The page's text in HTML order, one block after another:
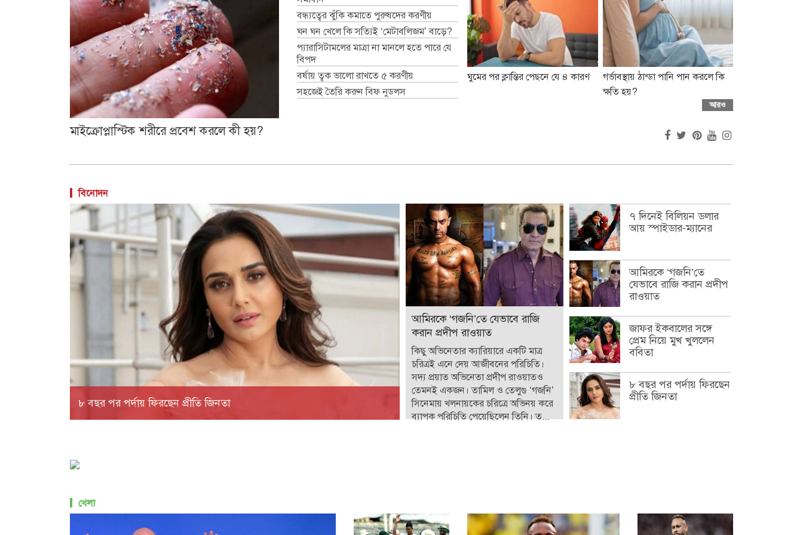
মাইক্রোপ্লাস্টিক শরীরে প্রবেশ করলে কী হয়?
বন্ধ্যত্বের ঝুঁকি কমাতে পুরুষদের করণীয়
ঘন ঘন খেলে কি সত্যিই ‘মেটাবলিজম’ বাড়ে?
প্যারাসিটামলের মাত্রা না মানলে হতে পারে যে
বিপদ
বর্ষায় ত্বক ভালো রাখতে ৫ করণীয়
সহজেই তৈরি করুন বিফ নুডলস
ঘুমের পর ক্লান্তির পেছনে যে ৪ কারণ
গর্ভাবস্থায় ঠান্ডা পানি পান করলে কি
ক্ষতি হয়?
আরও
বিনোদন
৮ বছর পর পর্দায় ফিরছেন প্রীতি জিনতা
আমিরকে ‘গজনি’তে যেভাবে রাজি
করান প্রদীপ রাওয়াত
কিছু অভিনেতার ক্যারিয়ারে একটি মাত্র
চরিত্রই এনে দেয় আজীবনের পরিচিতি।
সদ্য প্রয়াত অভিনেতা প্রদীপ রাওয়াতও
তেমনই একজন। তামিল ও তেলুগু ‘গজনি’
সিনেমায় খলনায়কের চরিত্রে অভিনয় করে
ব্যাপক পরিচিতি পেয়েছিলেন তিনি। ত...
৭ দিনেই বিলিয়ন ডলার
আয় স্পাইডার-ম্যানের
আমিরকে ‘গজনি’তে
যেভাবে রাজি করান প্রদীপ
রাওয়াত
জাফর ইকবালের সঙ্গে
প্রেম নিয়ে মুখ খুললেন
ববিতা
৮ বছর পর পর্দায় ফিরছেন
প্রীতি জিনতা
খেলা